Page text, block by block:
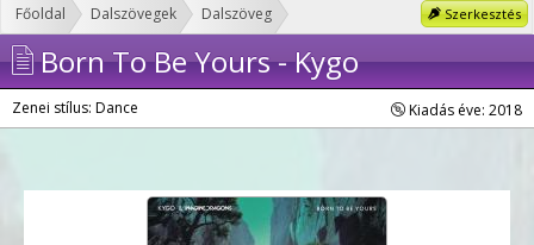
Szerkesztés
Főoldal Dalszövegek Dalszöveg
Born To Be Yours - Kygo
Zenei stílus: Dance Kiadás éve: 2018